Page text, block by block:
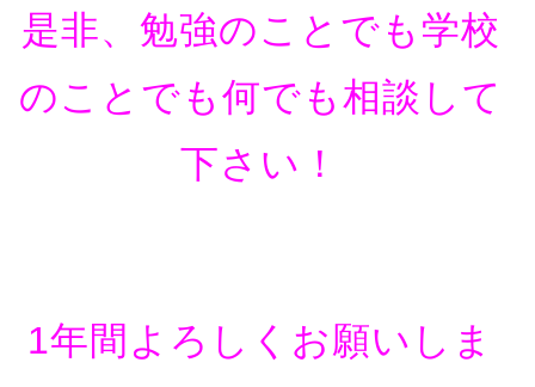
是非、勉強のことでも学校
のことでも何でも相談して
下さい！
1年間よろしくお願いしま